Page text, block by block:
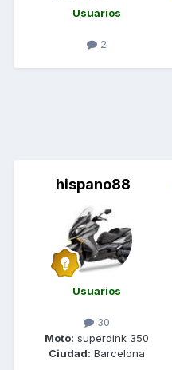
Usuarios
2
hispano88
Usuarios
30
Moto: superdink 350
Ciudad: Barcelona